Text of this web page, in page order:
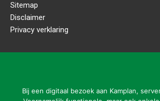
Sitemap
Disclaimer
Privacy verklaring
5281 RN Boxtel
Bij een digitaal bezoek aan Kamplan,